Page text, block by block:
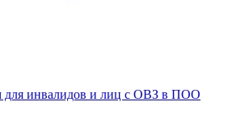
для инвалидов и лиц с ОВЗ в ПОО